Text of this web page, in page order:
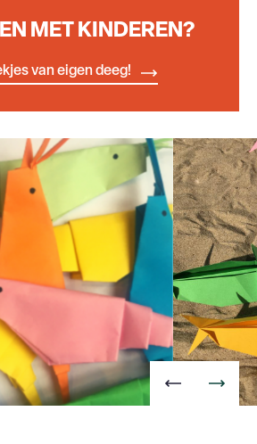
MET KINDEREN?
van eigen deeg!